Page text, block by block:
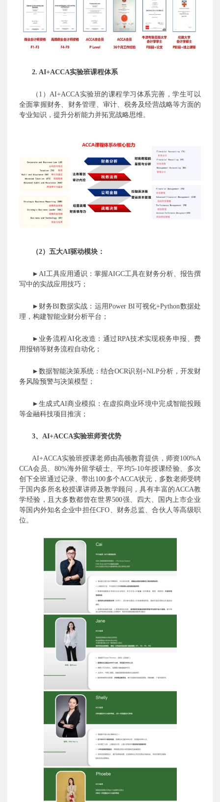
2. AI+ACCA实验班课程体系
（1）AI+ACCA实验班的课程学习体系完善，学生可以
全面掌握财务、财务管理、审计、税务及经营战略等方面的
专业知识，提升分析能力并拓宽战略思维。
（2） 五大AI驱动模块：
► AI工具应用通识：掌握AIGC工具在财务分析、报告撰
写中的实战应用技巧；
►财务BI数据实战：运用Power BI可视化+Python数据处
理，构建智能业财分析平台；
► 业务流程AI化改造：通过RPA技术实现税务申报、费
用报销等财务流程自动化；
►数据智能决策系统：结合OCR识别+NLP分析，开发财
务风险预警与决策模型；
►生成式AI商业模拟 ：在虚拟商业环境中完成智能投顾
等金融科技项目推演 ；
3、AI+ACCA实验班师资优势
AI+ACCA实验班授课老师由高顿教育提供，师资100%A
CCA会员、80%海外留学硕士、平均5-10年授课经验、多次
创下全班通过记录、带出100多个ACCA状元，多数老师受聘
于国内多所名校授课讲师及教学顾问，具有丰富的ACCA教
学经验，且大多数都曾在世界500强、四大、国内上市企业
等国内外知名企业中担任CFO、财务总监、合伙人等高级职
位。